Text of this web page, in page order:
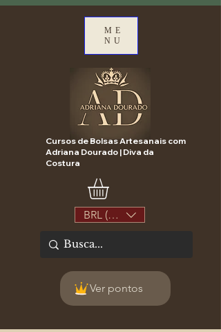
ME
NU
Cursos de Bolsas Artesanais com
Adriana Dourado | Diva da
Costura
BRL (R$)
Ver pontos